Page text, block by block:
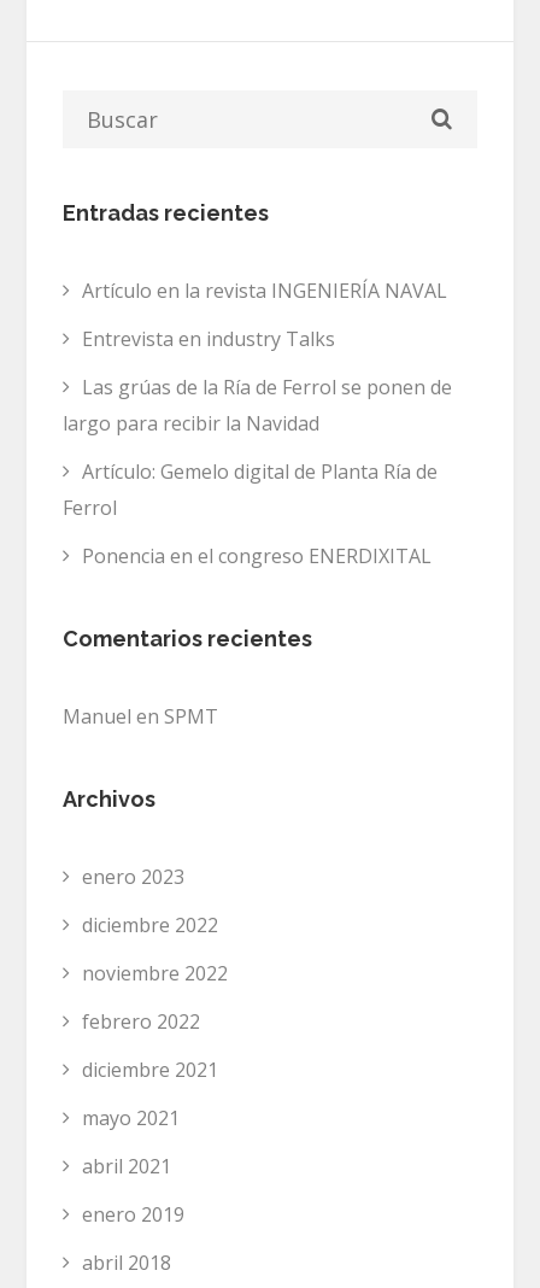
Entradas recientes
Artículo en la revista INGENIERÍA NAVAL
Entrevista en industry Talks
Las grúas de la Ría de Ferrol se ponen de
largo para recibir la Navidad
Artículo: Gemelo digital de Planta Ría de
Ferrol
Ponencia en el congreso ENERDIXITAL
Comentarios recientes
Manuel enSPMT
Archivos
enero 2023
diciembre 2022
noviembre 2022
febrero 2022
diciembre 2021
mayo 2021
abril 2021
enero 2019
abril 2018